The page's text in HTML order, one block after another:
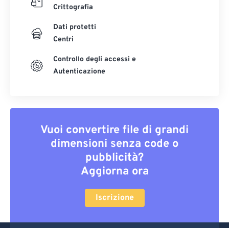
Crittografia
Dati protetti
Centri
Controllo degli accessi e
Autenticazione
Vuoi convertire file di grandi
dimensioni senza code o
pubblicità?
Aggiorna ora
Iscrizione